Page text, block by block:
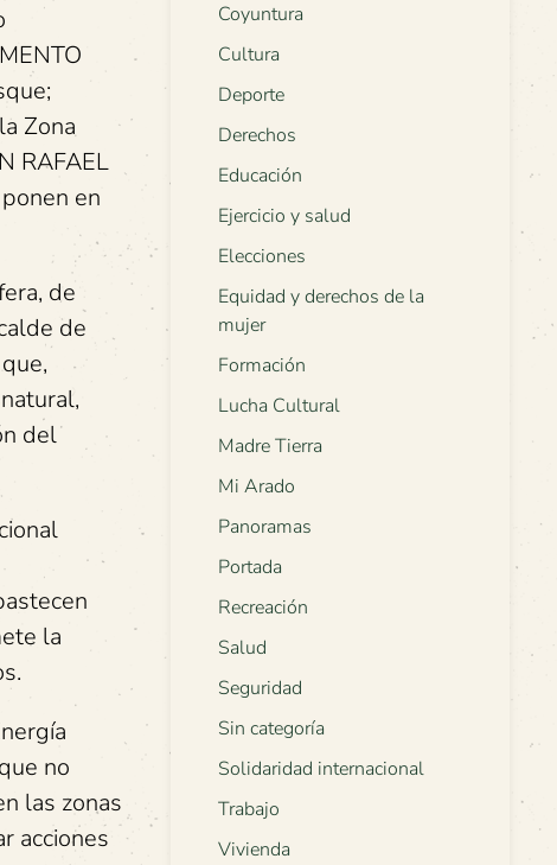
Zona
RAFAEL
en
de
de
del
la
no
las zonas
acciones
Coyuntura
Cultura
Deporte
Derechos
Educación
Ejercicio y salud
Elecciones
Equidad y derechos de la
mujer
Formación
Lucha Cultural
Madre Tierra
Mi Arado
Panoramas
Portada
Recreación
Salud
Seguridad
Sin categoría
Solidaridad internacional
Trabajo
Vivienda